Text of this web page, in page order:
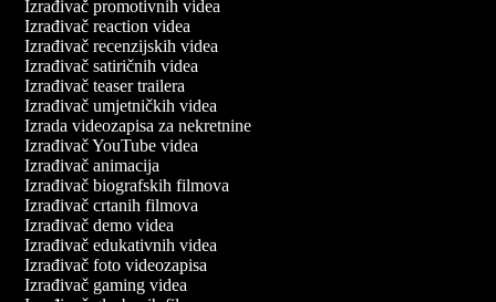
Izrađivač promotivnih videa
Izrađivač reaction videa
Izrađivač recenzijskih videa
Izrađivač satiričnih videa
Izrađivač teaser trailera
Izrađivač umjetničkih videa
Izrada videozapisa za nekretnine
Izrađivač YouTube videa
Izrađivač animacija
Izrađivač biografskih filmova
Izrađivač crtanih filmova
Izrađivač demo videa
Izrađivač edukativnih videa
Izrađivač foto videozapisa
Izrađivač gaming videa